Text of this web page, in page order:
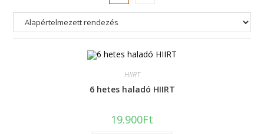
HIIRT
6 hetes haladó HIIRT
19.900Ft